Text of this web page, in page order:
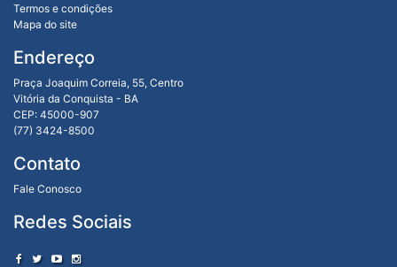
Termos e condições
Mapa do site
Endereço
Praça Joaquim Correia, 55, Centro
Vitória da Conquista - BA
CEP: 45000-907
(77) 3424-8500
Contato
Fale Conosco
Redes Sociais